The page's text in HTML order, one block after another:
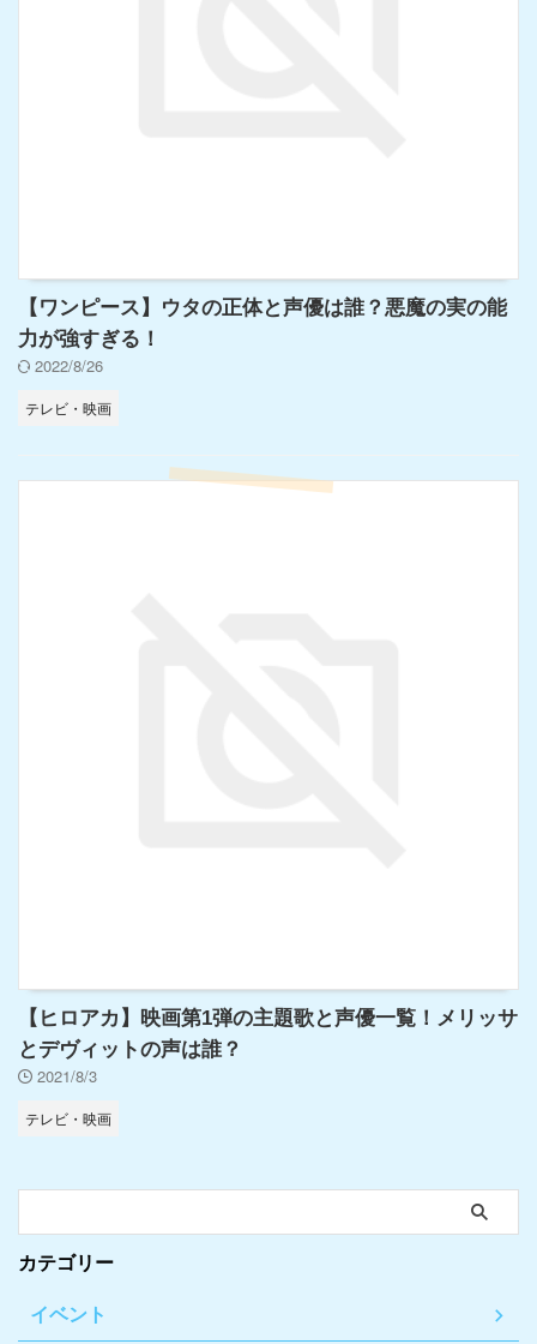
【ワンピース】ウタの正体と声優は誰？悪魔の実の能
力が強すぎる！
2022/8/26
テレビ・映画
【ヒロアカ】映画第1弾の主題歌と声優一覧！メリッサ
とデヴィットの声は誰？
2021/8/3
テレビ・映画
カテゴリー
イベント